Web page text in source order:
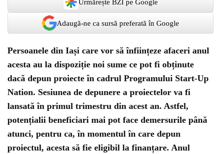
Urmărește BZI pe Google
Adaugă-ne ca sursă preferată în Google
Persoanele din Iași care vor să înființeze afaceri anul
acesta au la dispoziție noi sume ce pot fi obținute
dacă depun proiecte în cadrul Programului Start-Up
Nation. Sesiunea de depunere a proiectelor va fi
lansată în primul trimestru din acest an. Astfel,
potențialii beneficiari mai pot face demersurile până
atunci, pentru ca, în momentul în care depun
proiectul, acesta să fie eligibil la finanțare. Anul